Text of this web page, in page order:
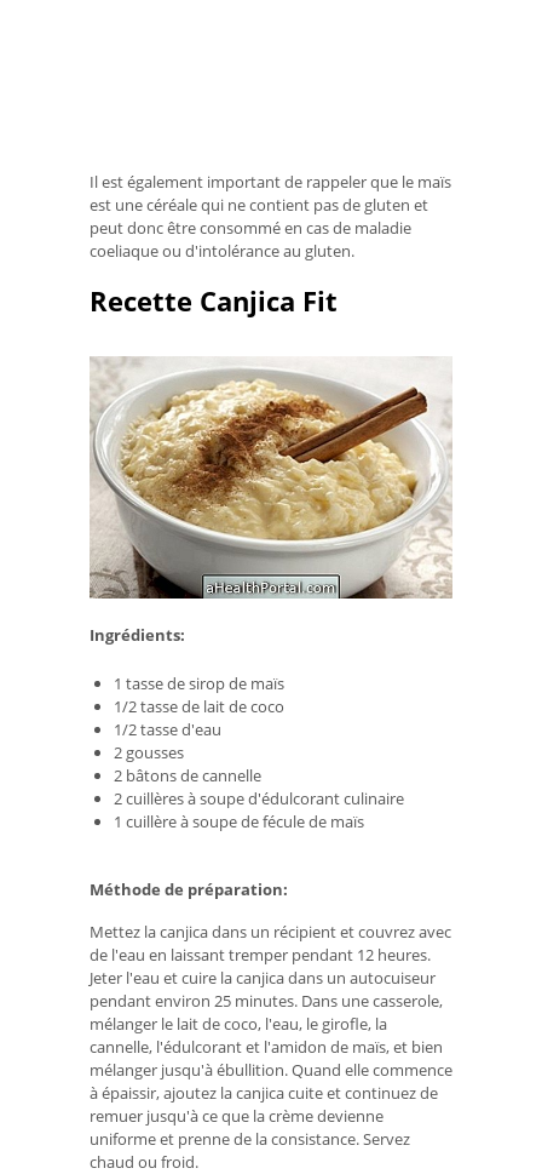
Il est également important de rappeler que le maïs
est une céréale qui ne contient pas de gluten et
peut donc être consommé en cas de maladie
coeliaque ou d'intolérance au gluten.
Recette Canjica Fit
Ingrédients:
1 tasse de sirop de maïs
1/2 tasse de lait de coco
1/2 tasse d'eau
2 gousses
2 bâtons de cannelle
2 cuillères à soupe d'édulcorant culinaire
1 cuillère à soupe de fécule de maïs
Méthode de préparation:
Mettez la canjica dans un récipient et couvrez avec
de l'eau en laissant tremper pendant 12 heures.
Jeter l'eau et cuire la canjica dans un autocuiseur
pendant environ 25 minutes. Dans une casserole,
mélanger le lait de coco, l'eau, le girofle, la
cannelle, l'édulcorant et l'amidon de maïs, et bien
mélanger jusqu'à ébullition. Quand elle commence
à épaissir, ajoutez la canjica cuite et continuez de
remuer jusqu'à ce que la crème devienne
uniforme et prenne de la consistance. Servez
chaud ou froid.